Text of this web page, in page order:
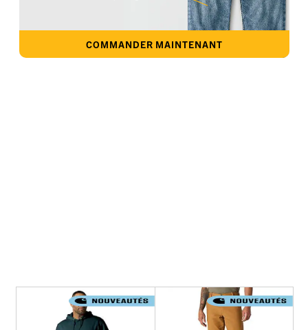
COMMANDER MAINTENANT